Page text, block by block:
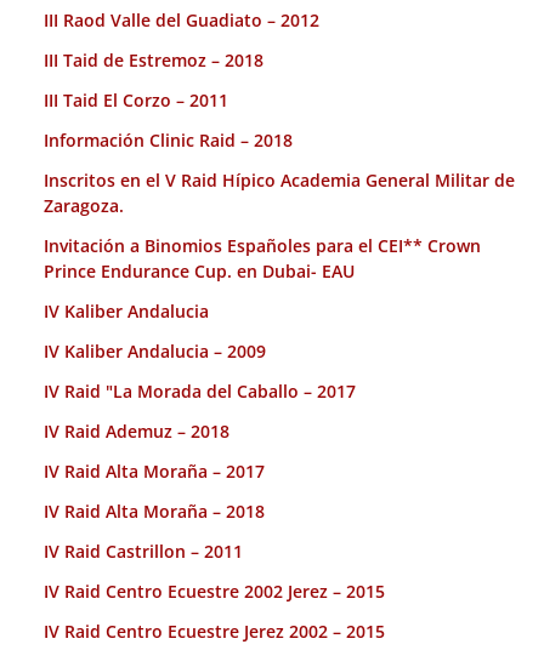
III Raod Valle del Guadiato – 2012
III Taid de Estremoz – 2018
III Taid El Corzo – 2011
Información Clinic Raid – 2018
Inscritos en el V Raid Hípico Academia General Militar de
Zaragoza.
Invitación a Binomios Españoles para el CEI** Crown
Prince Endurance Cup. en Dubai- EAU
IV Kaliber Andalucia
IV Kaliber Andalucia – 2009
IV Raid "La Morada del Caballo – 2017
IV Raid Ademuz – 2018
IV Raid Alta Moraña – 2017
IV Raid Alta Moraña – 2018
IV Raid Castrillon – 2011
IV Raid Centro Ecuestre 2002 Jerez – 2015
IV Raid Centro Ecuestre Jerez 2002 – 2015